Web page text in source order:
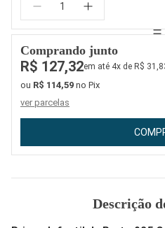
Comprando junto
R$ 127,32em até 4x de R$
ou R$ 114,59 no Pix
ver parcelas
Descrição